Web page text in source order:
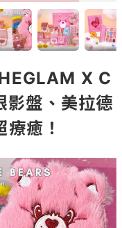
X C
盤、美拉德
癒！